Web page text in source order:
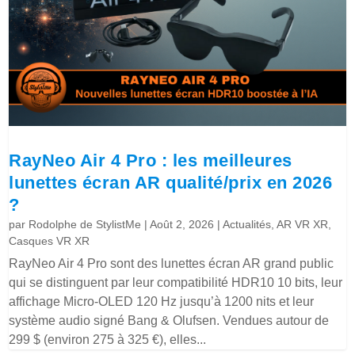
RayNeo Air 4 Pro : les meilleures
lunettes écran AR qualité/prix en 2026
?
par Rodolphe de StylistMe |Août 2, 2026 |Actualités,AR VR XR,
Casques VR XR
RayNeo Air 4 Pro sont des lunettes écran AR grand public
qui se distinguent par leur compatibilité HDR10 10 bits, leur
affichage Micro-OLED 120 Hz jusqu’à 1200 nits et leur
système audio signé Bang & Olufsen. Vendues autour de
299 $ (environ 275 à 325 €), elles...